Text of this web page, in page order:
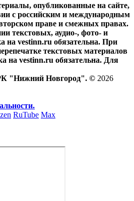
опубликованные на сайте,
с российским и международным
праве и смежных правах.
текстовых, аудио-, фото- и
на vestinn.ru обязательна. При
текстовых материалов
на vestinn.ru обязательна. Для
"Нижний Новгород". © 2026
RuTube Max